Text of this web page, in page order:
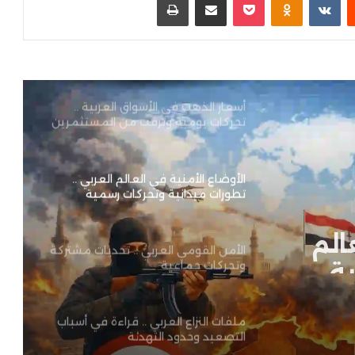
أسعار الذهب في الأسواق العربية ..
تحركات يومية وترقب من المستثمرين
والمستهلكين
الأوضاع الأمنية في العالم العربي ..
تطورات ميدانية وتحركات رسمية
الأمن القومي العربي .. تحديات مشتركة
وتحركات جماعية
ملفات النزاع العربي .. قراءة في أسباب
التصعيد وحدود التهدئة